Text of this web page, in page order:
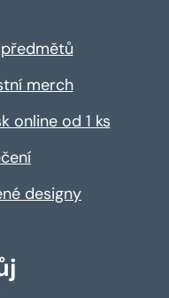
merch
online od 1 ks
designy